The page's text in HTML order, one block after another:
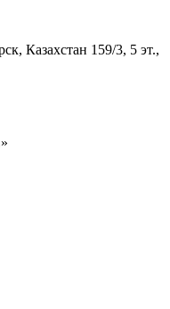
Казахстан 159/3, 5 эт.,